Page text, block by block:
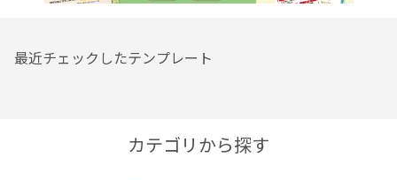
最近チェックしたテンプレート
カテゴリから探す